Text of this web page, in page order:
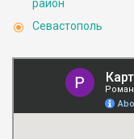
район
Севастополь